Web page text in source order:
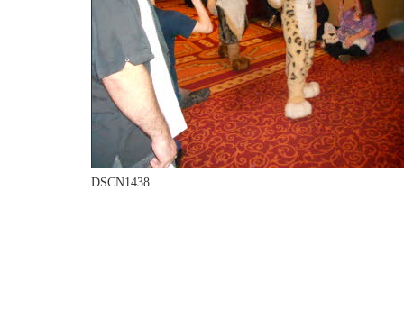
DSCN1438